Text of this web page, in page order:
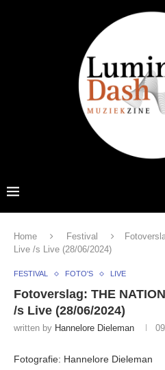
Home Festival
Live /s Live (28/06/2024)
FESTIVAL FOTO'S LIVE
Fotoverslag: THE
/s Live (28/06/2024)
written by Hannelore Dieleman
Fotografie: Hannelore Dieleman